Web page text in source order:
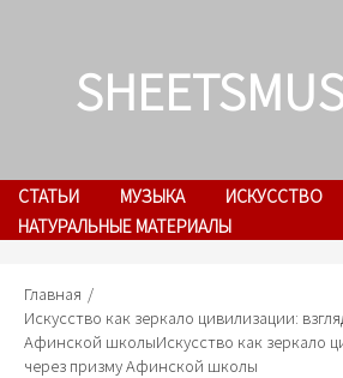
СТАТЬИ МУЗЫКА ИСКУССТВО
НАТУРАЛЬНЫЕ МАТЕРИАЛЫ
Главная
Искусство как зеркало цивилизации:
Афинской школыИскусство как зеркало
через призму Афинской школы